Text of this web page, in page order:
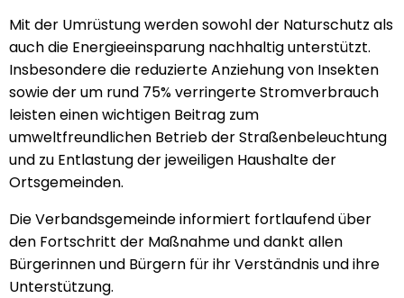
Mit der Umrüstung werden sowohl der Naturschutz als
auch die Energieeinsparung nachhaltig unterstützt.
Insbesondere die reduzierte Anziehung von Insekten
sowie der um rund 75% verringerte Stromverbrauch
leisten einen wichtigen Beitrag zum
umweltfreundlichen Betrieb der Straßenbeleuchtung
und zu Entlastung der jeweiligen Haushalte der
Ortsgemeinden.
Die Verbandsgemeinde informiert fortlaufend über
den Fortschritt der Maßnahme und dankt allen
Bürgerinnen und Bürgern für ihr Verständnis und ihre
Unterstützung.